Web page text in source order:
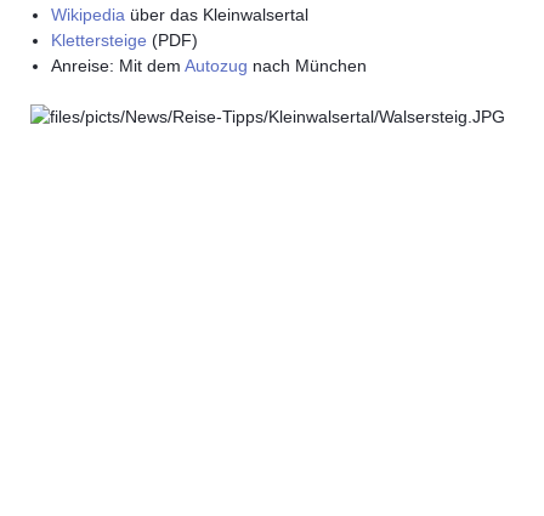
Wikipedia über das Kleinwalsertal
Klettersteige(PDF)
Anreise: Mit demAutozug nach München